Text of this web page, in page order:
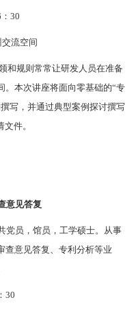
30
流空间
和规则常常让研发人员在准备
。本次讲座将面向零基础的“专
写，并通过典型案例探讨撰写
件。
意见答复
党员， 馆员，工学硕士。从事
查意见答复、专利分析等业
30